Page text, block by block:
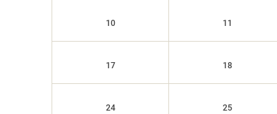
10 11
17 18
24 25